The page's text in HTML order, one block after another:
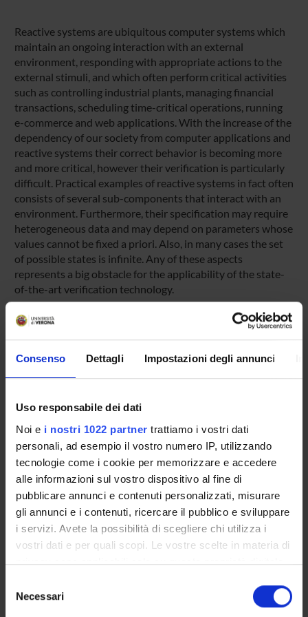
Consenso Dettagli Impostazioni degli annunci
Uso responsabile dei dati
Noi e i nostri 1022 partner trattiamo i vostri dati
personali, ad esempio il vostro numero IP, utilizzando
tecnologie come i cookie per memorizzare e accedere
alle informazioni sul vostro dispositivo al fine di
pubblicare annunci e contenuti personalizzati, misurare
gli annunci e i contenuti, ricercare il pubblico e sviluppare
i servizi. Avete la possibilità di scegliere chi utilizza i
vostri dati e per quali scopi. Le vostre scelte in materia di
privacy sono applicabili solo su questa proprietà digitale
modificare o revocare il proprio consenso in qualsiasi
momento dalla Dichiarazione sui cookie o facendo clic
delNecessari
Reactive systems are ubiquitous computer systems which
maintain an ongoing interaction with an external
environment, responding with appropriate actions to the
external stimuli, and which often perform critical activities
such as controlling industrial plants, managing financial
transactions, scheduling time-critical operations, running
e-commerce and web applications. With the increase of the
dependency of our society from computer applications and
reactive systems their correct behavior is becoming more
and more critical, however their verification is particularly
difficult. Practical examples of reactive systems in fact often
consists of several sub-components that interact with an
environment. Furthermore, their specification may require
heterogeneous data and may depend on parameters whose
values cannot be fixed a priori. Also, in many cases the set
of possible states is infinite. Any of these aspects
represents a big obstacle for the applicability of the state-
of-the-art verification technology.
The scientific global goal of the project is to use the notion
type theory, as the unifying concept for the specification
and automated verification of complex reactive systems.
SPONSORS:
Ministero dell'Istruzione dell'Università e della Ricerca
Funds:assigned and managed by the department
PROJECT PARTICIPANTS
Matteo Cristani
Roberto Giacobazzi